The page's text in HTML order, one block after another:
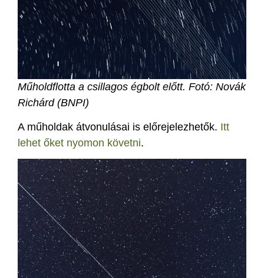
Műholdflotta a csillagos égbolt előtt. Fotó: Novák
Richárd (BNPI)
A műholdak átvonulásai is előrejelezhetők. Itt
lehet őket nyomon követni.